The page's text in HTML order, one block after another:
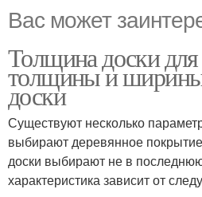
Вас может
Толщина доски
толщины и
доски
Существуют несколько
выбирают деревянное
доски выбирают не в
характеристика зависит от